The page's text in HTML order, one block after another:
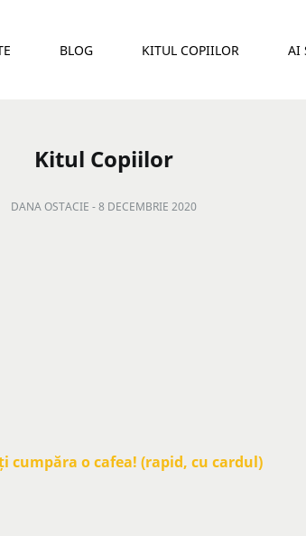
BLOG KITUL COPIILOR AI
Kitul Copiilor
DANA OSTACIE -8 DECEMBRIE 2020
o cafea! (rapid, cu cardul)